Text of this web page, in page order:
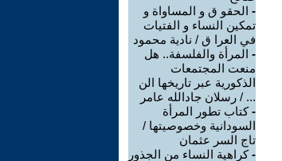
- الحقو ق و المساواة و
تمكين النساء و الفتيات
في العرا ق / نادية محمود
- المرأة والفلسفة.. هل
منعت المجتمعات
الذكورية عبر تاريخها الن
... / رسلان جادالله عامر
-كتاب تطور المرأة
السودانية وخصوصيتها /
تاج السر عثمان
-كراهية النساء من الجذور